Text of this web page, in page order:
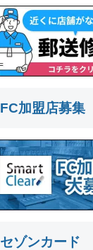
FC加盟店募集
セゾンカード